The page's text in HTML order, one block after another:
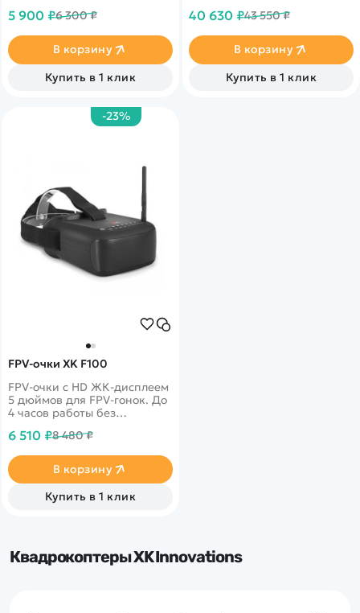
5 900 ₽6 300 ₽
В корзину
Купить в 1 клик
40 630 ₽43 550 ₽
В корзину
Купить в 1 клик
-23%
FPV-очки XK F100
FPV-очки c HD ЖК-дисплеем
5 дюймов для FPV-гонок. До
4 часов работы без
г.
6 510 ₽8 480 ₽
В корзину
Купить в 1 клик
Квадрокоптеры XK Innovations